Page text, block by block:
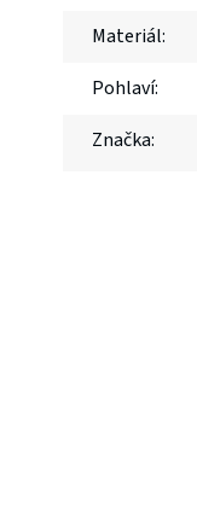
Materiál:
Pohlaví:
Značka: